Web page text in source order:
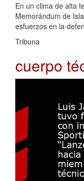
En un clima de alta
Memorándum de
esfuerzos en la
Tribuna
cuerpo